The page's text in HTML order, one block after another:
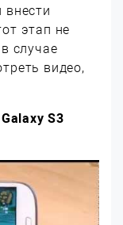
внести
этап не
случае
видео,
S3